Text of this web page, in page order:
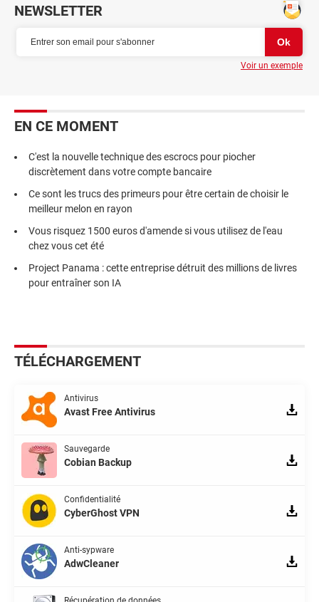
NEWSLETTER
Voir un exemple
EN CE MOMENT
C'est la nouvelle technique des escrocs pour piocher
discrètement dans votre compte bancaire
Ce sont les trucs des primeurs pour être certain de choisir le
meilleur melon en rayon
Vous risquez 1500 euros d'amende si vous utilisez de l'eau
chez vous cet été
Project Panama : cette entreprise détruit des millions de livres
pour entraîner son IA
TÉLÉCHARGEMENT
Antivirus
Avast Free Antivirus
Sauvegarde
Cobian Backup
Confidentialité
CyberGhost VPN
Anti-sypware
AdwCleaner